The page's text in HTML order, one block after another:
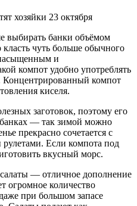
выбирать банки объёмом
чуть больше обычного
и
компот удобно употреблять
Концентрированный компот
киселя.
заготовок, поэтому его
— так зимой можно
прекрасно сочетается с
Если компота под
вкусный морс.
— отличное дополнение
огромное количество
при большом запасе